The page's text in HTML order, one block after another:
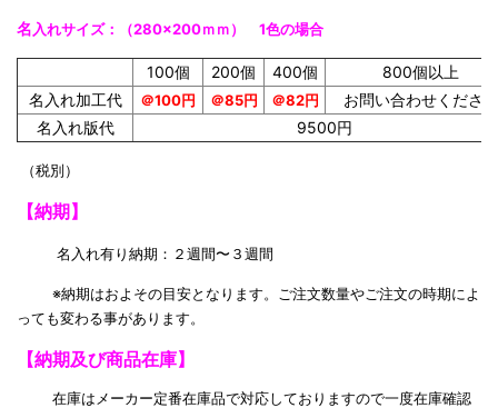
名入れサイズ：（280×200ｍｍ） 1色の場合
100個 200個 400個
800個以上
名入れ加工代
＠100円 ＠85円 ＠82円
お問い合わせください
名入れ版代
9500円
（税別）
【納期】
名入れ有り納期：２週間〜３週間
※納期はおよその目安となります。ご注文数量やご注文の時期によ
っても変わる事があります。
【納期及び商品在庫】
在庫はメーカー定番在庫品で対応しておりますので一度在庫確認